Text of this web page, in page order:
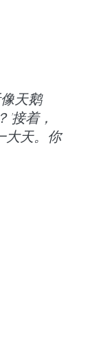
接着，
大天。你